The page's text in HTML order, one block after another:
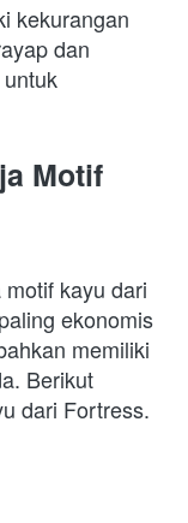
kekurangan
dan
Motif
kayu dari
ekonomis
memiliki
Berikut
dari Fortress.